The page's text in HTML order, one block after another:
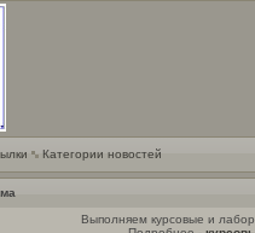
Категории новостей
Выполняем курсовые и